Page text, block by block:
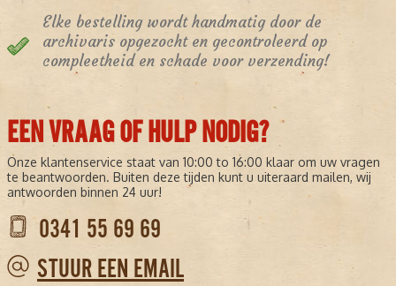
Elke bestelling wordt handmatig door de
archivaris opgezocht en gecontroleerd op
compleetheid en schade voor verzending!
EEN VRAAG OF HULP NODIG?
Onze klantenservice staat van 10:00 to 16:00 klaar om uw vragen
te beantwoorden. Buiten deze tijden kunt u uiteraard mailen, wij
antwoorden binnen 24 uur!
0341 55 69 69
STUUR EEN EMAIL